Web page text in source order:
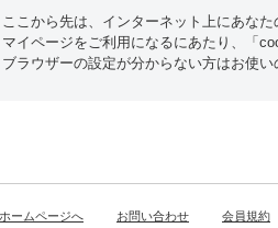
ここから先は、インターネット上にあな
マイページをご利用になるにあたり、「
ブラウザーの設定が分からない方はお使
ームページへ お問い合わせ 会員規約